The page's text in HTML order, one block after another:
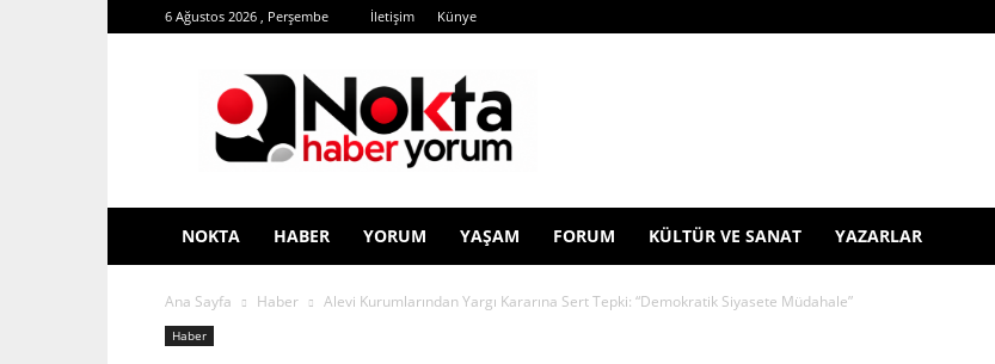
6 Ağustos 2026 , Perşembe İletişim Künye
Nokta
Haber
Yorum
NOKTA HABER YORUM YAŞAM FORUM KÜLTÜR VE SANAT YAZARLAR
Ana Sayfa Haber Alevi Kurumlarından Yargı Kararına Sert Tepki: “Demokratik Siyasete Müdahale”
Haber